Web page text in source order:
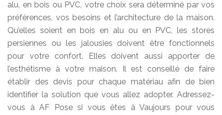
alu, en bois ou PVC, votre choix sera déterminé par vos
préférences, vos besoins et l’architecture de la maison.
Qu’elles soient en bois en alu ou en PVC, les stores
persiennes ou les jalousies doivent être fonctionnels
pour votre confort. Elles doivent aussi apporter de
l’esthétisme à votre maison. Il est conseillé de faire
établir des devis pour chaque matériau afin de bien
identifier la solution que vous allez adopter. Adressez-
vous à AF Pose si vous êtes à Vaujours pour vous